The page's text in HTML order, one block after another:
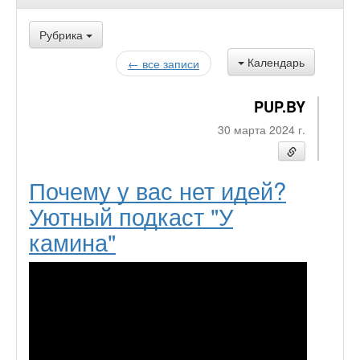
Рубрика
Календарь
← все записи
PUP.BY
30 марта 2024 г.
Почему у вас нет идей?
Уютный подкаст "У
камина"